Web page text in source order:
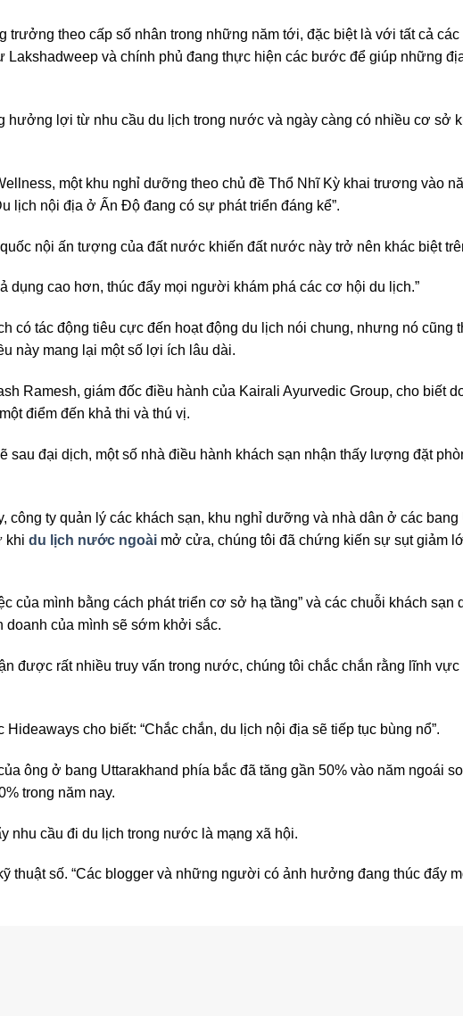
trưởng theo cấp số nhân trong những năm tới, đặc biệt là với tất cả
Lakshadweep và chính phủ đang thực hiện các bước để giúp những
lợi từ nhu cầu du lịch trong nước và ngày càng có nhiều cơ sở
một khu nghỉ dưỡng theo chủ đề Thổ Nhĩ Kỳ khai trương vào
lịch nội địa ở Ấn Độ đang có sự phát triển đáng kể”.
nội ấn tượng của đất nước khiến đất nước này trở nên khác biệt
dụng cao hơn, thúc đẩy mọi người khám phá các cơ hội du lịch.”
có tác động tiêu cực đến hoạt động du lịch nói chung, nhưng nó cũng
này mang lại một số lợi ích lâu dài.
Ramesh, giám đốc điều hành của Kairali Ayurvedic Group, cho biết
điểm đến khả thi và thú vị.
sau đại dịch, một số nhà điều hành khách sạn nhận thấy lượng đặt
công ty quản lý các khách sạn, khu nghỉ dưỡng và nhà dân ở các bang
khi du lịch nước ngoài mở cửa, chúng tôi đã chứng kiến sự sụt giảm
của mình bằng cách phát triển cơ sở hạ tầng” và các chuỗi khách sạn
doanh của mình sẽ sớm khởi sắc.
được rất nhiều truy vấn trong nước, chúng tôi chắc chắn rằng lĩnh vực
cho biết: “Chắc chắn, du lịch nội địa sẽ tiếp tục bùng nổ”.
ông ở bang Uttarakhand phía bắc đã tăng gần 50% vào năm ngoái
trong năm nay.
nhu cầu đi du lịch trong nước là mạng xã hội.
thuật số. “Các blogger và những người có ảnh hưởng đang thúc đẩy